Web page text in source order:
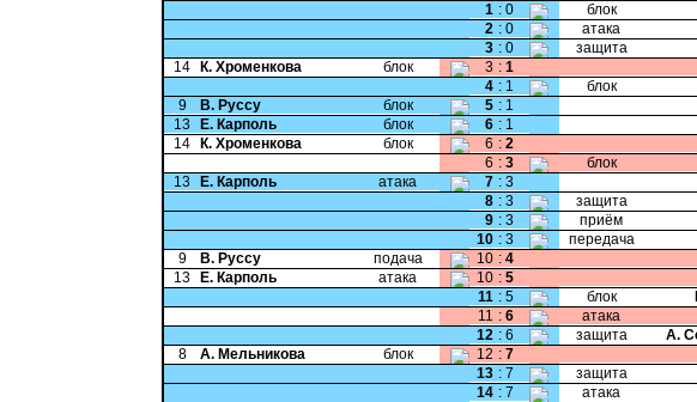
1 : 0 блок
2 : 0 атака
3 : 0 защита
14
К. Хроменкова блок 3 : 1
4 : 1 блок
9
В. Руссу блок 5 : 1
13
Е. Карполь блок 6 : 1
14
К. Хроменкова блок 6 : 2
6 : 3 блок
13
Е. Карполь атака 7 : 3
8 : 3 защита
9 : 3 приём
10 : 3 передача
9
В. Руссу подача 10 : 4
13
Е. Карполь атака 10 : 5
11 : 5 блок
11 : 6 атака
12 : 6 защита А.
8
А. Мельникова блок 12 : 7
13 : 7 защита
14 : 7 атака